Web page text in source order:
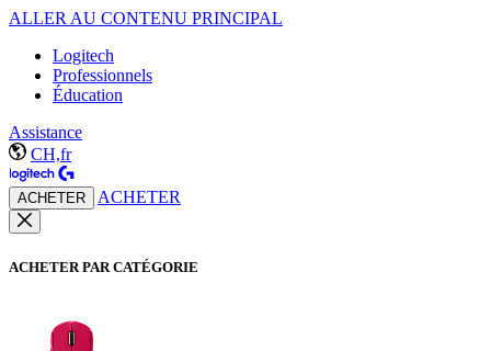
ALLER AU CONTENU PRINCIPAL
Logitech
Professionnels
Éducation
Assistance
CH,fr
ACHETER ACHETER
ACHETER PAR CATÉGORIE